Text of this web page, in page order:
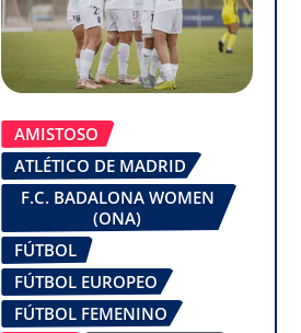
AMISTOSO
ATLÉTICO DE MADRID
F.C. BADALONA WOMEN
(ONA)
FÚTBOL
FÚTBOL EUROPEO
FÚTBOL FEMENINO